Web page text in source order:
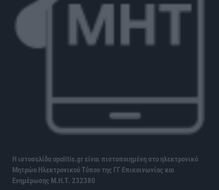
Η ιστοσελίδα opolitis.gr είναι πιστοποιημένη στο ηλεκτρονικό
Μητρώο Ηλεκτρονικού Τύπου της ΓΓ Επικοινωνίας και
Ενημέρωσης Μ.Η.Τ. 232380